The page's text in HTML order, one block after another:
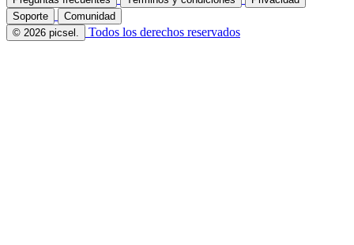
Soporte
Comunidad
© 2026 picsel.
Todos los derechos reservados